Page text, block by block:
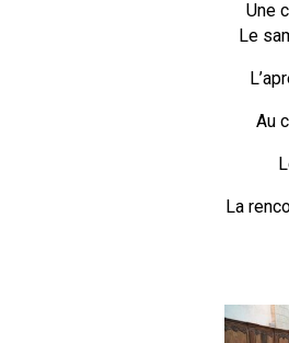
Une
Le
Au
La